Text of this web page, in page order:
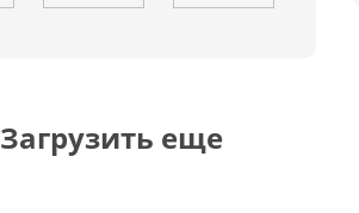
Загрузить еще